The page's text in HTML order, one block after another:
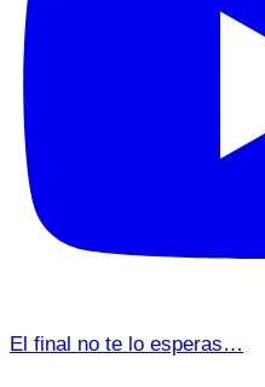
El final no te lo esperas…